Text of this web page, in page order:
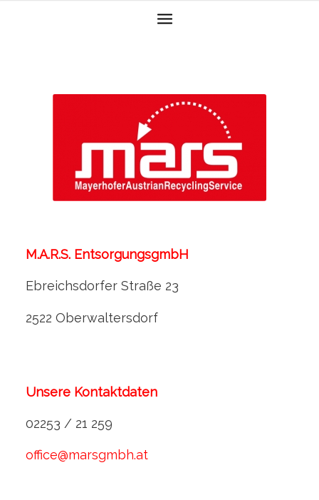
M.A.R.S. EntsorgungsgmbH
Ebreichsdorfer Straße 23
2522 Oberwaltersdorf
Unsere Kontaktdaten
02253 / 21 259
office@marsgmbh.at